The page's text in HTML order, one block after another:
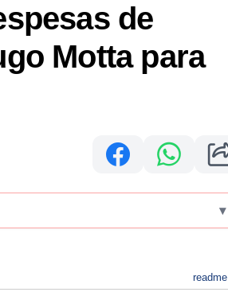
de
Motta para
▾
readme